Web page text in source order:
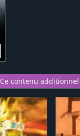
Ce contenu